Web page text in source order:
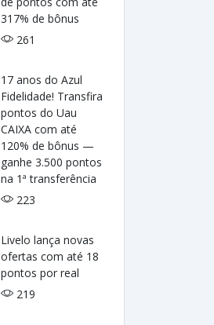
317% de bônus
261
17 anos do Azul
Fidelidade! Transfira
pontos do Uau
CAIXA com até
120% de bônus —
ganhe 3.500 pontos
na 1ª transferência
223
Livelo lança novas
ofertas com até 18
pontos por real
219